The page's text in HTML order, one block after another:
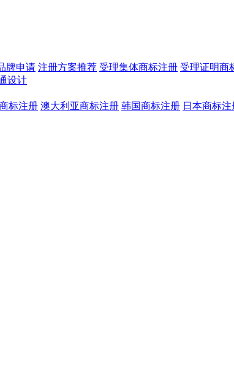
牌申请 注册方案推荐 受理集体商标注册 受理证明商
设计
标注册 澳大利亚商标注册 韩国商标注册 日本商标注